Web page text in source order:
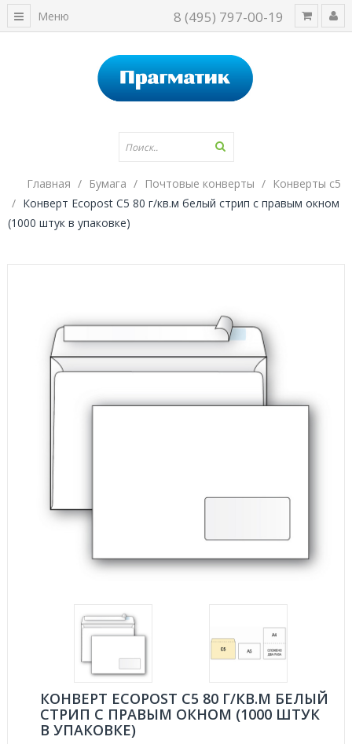
8 (495) 797-00-19
Меню
Главная Бумага Почтовые конверты
Конверты с5
Конверт Ecopost С5 80 г/кв.м белый стрип с правым окном
(1000 штук в упаковке)
КОНВЕРТ ECOPOST С5 80 Г/КВ.М БЕЛЫЙ
СТРИП С ПРАВЫМ ОКНОМ (1000 ШТУК
В УПАКОВКЕ)